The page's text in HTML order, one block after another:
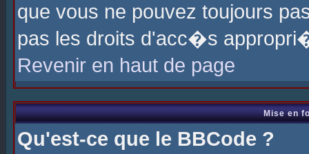
que vous ne pouvez toujours
pas les droits d'acc�s
Revenir en haut de page
Mise en
Qu'est-ce que le BBCode ?